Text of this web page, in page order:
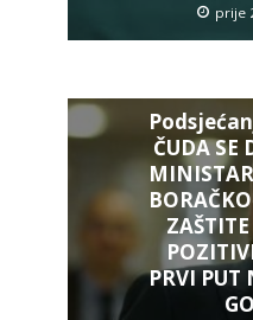
prije
ČUDA SE
PRVI PUT